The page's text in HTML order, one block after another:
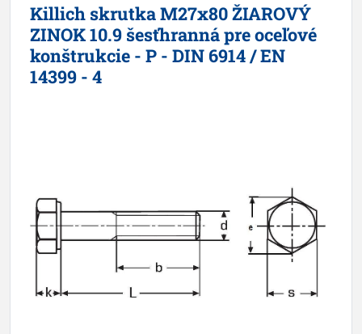
Killich skrutka M27x80 ŽIAROVÝ
ZINOK 10.9 šesťhranná pre oceľové
konštrukcie - P - DIN 6914 / EN
14399 - 4